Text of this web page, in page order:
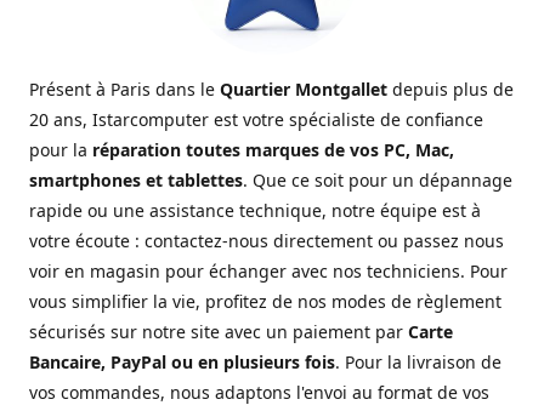
Présent à Paris dans le Quartier Montgallet depuis plus de
20 ans, Istarcomputer est votre spécialiste de confiance
pour la réparation toutes marques de vos PC, Mac,
smartphones et tablettes. Que ce soit pour un dépannage
rapide ou une assistance technique, notre équipe est à
votre écoute : contactez-nous directement ou passez nous
voir en magasin pour échanger avec nos techniciens. Pour
vous simplifier la vie, profitez de nos modes de règlement
sécurisés sur notre site avec un paiement par Carte
Bancaire, PayPal ou en plusieurs fois. Pour la livraison de
vos commandes, nous adaptons l'envoi au format de vos